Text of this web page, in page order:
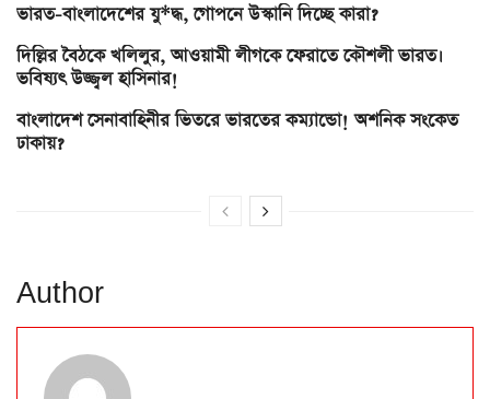
ভারত-বাংলাদেশের যু*দ্ধ, গোপনে উস্কানি দিচ্ছে কারা?
দিল্লির বৈঠকে খলিলুর, আওয়ামী লীগকে ফেরাতে কৌশলী ভারত।
ভবিষ্যৎ উজ্জ্বল হাসিনার!
বাংলাদেশ সেনাবাহিনীর ভিতরে ভারতের কম্যান্ডো! অশনিক সংকেত
ঢাকায়?
Author